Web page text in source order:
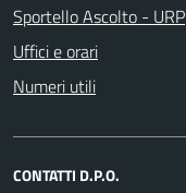
Sportello Ascolto - URP
Uffici e orari
Numeri utili
CONTATTI D.P.O.